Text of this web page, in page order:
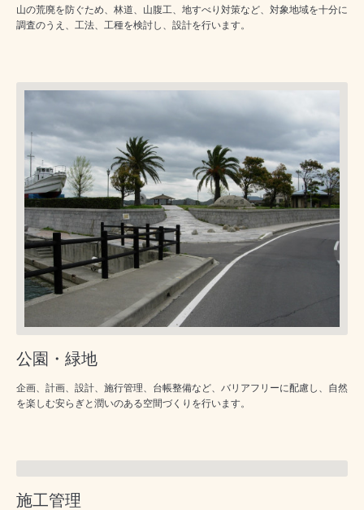
山の荒廃を防ぐため、林道、山腹工、地すべり対策など、対象地域を十分に
調査のうえ、工法、工種を検討し、設計を行います。
公園・緑地
企画、計画、設計、施行管理、台帳整備など、バリアフリーに配慮し、自然
を楽しむ安らぎと潤いのある空間づくりを行います。
施工管理